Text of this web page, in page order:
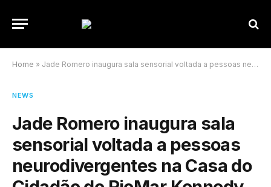
Home » Jade Romero inaugura sala sensorial voltada a pessoas neurodivergentes na Casa do Cidadão do RioMar Kennedy
NEWS
Jade Romero inaugura sala
sensorial voltada a pessoas
neurodivergentes na Casa do